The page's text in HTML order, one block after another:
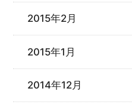
2015年2月
2015年1月
2014年12月